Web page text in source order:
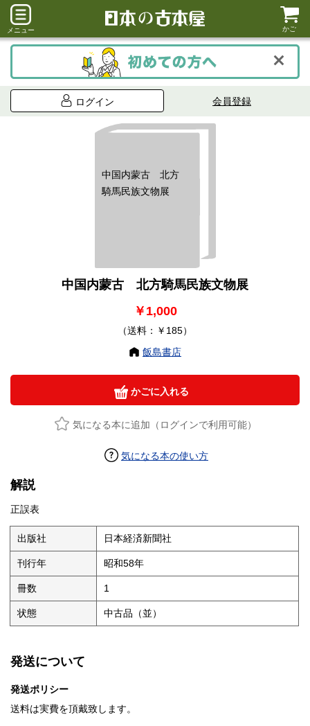
メニュー かご
ログイン 会員登録
中国内蒙古 北方
騎馬民族文物展
中国内蒙古 北方騎馬民族文物展
￥1,000
（送料：￥185）
飯島書店
かごに入れる
気になる本に追加（ログインで利用可能）
気になる本の使い方
解説
正誤表
出版社 日本経済新聞社
刊行年 昭和58年
冊数 1
状態 中古品（並）
発送について
発送ポリシー
送料は実費を頂戴致します。